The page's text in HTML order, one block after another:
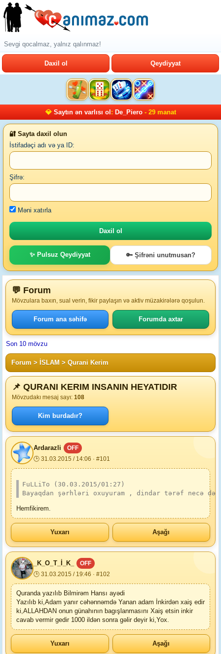
Sevgi qocalmaz, yalnız qalınmaz!
Daxil ol Qeydiyyat
💎 Saytın ən varlısı ol : De_Piero- 29 manat
🔐 Sayta daxil olun
İstifadəçi adı və ya ID:
Şifrə:
Məni xatırla
✨ Pulsuz Qeydiyyat 🔑 Şifrəni unutmusan?
💬 Forum
Mövzulara baxın, sual verin, fikir paylaşın və aktiv müzakirələrə qoşulun.
Forum ana səhifə Forumda axtar
Son 10 mövzu
Forum > İSLAM > Qurani Kerim
📌 QURANI KERIM INSANIN HEYATIDIR
Mövzudakı mesaj sayı: 108
Kim burdadır?
Ardarazli
OFF
🕒 31.03.2015 / 14:06 · #101
FuLLiTo (30.03.2015/01:27)
Bayaqdan şərhləri oxuyuram , dindar tərəf necə
Hemfikirem.
Yuxarı Aşağı
_K_O_T_İ_K_
OFF
🕒 31.03.2015 / 19:46 · #102
Quranda yazılıb Bilmirəm Hansı ayədi
Yazılıb ki,Adam yanır cəhənnəmdə Yanan adam İnkirdən xaiş edir
ki,ALLAHDAN onun günahının bagışlanmasını Xaiş etsin inkir
cavab vermir gedir 1000 ildən sonra gəlir deyir ki,Yox.
Yuxarı Aşağı